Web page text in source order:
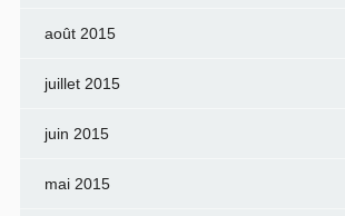
août 2015
juillet 2015
juin 2015
mai 2015